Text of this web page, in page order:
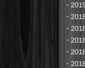
・
・
・
・
・
・